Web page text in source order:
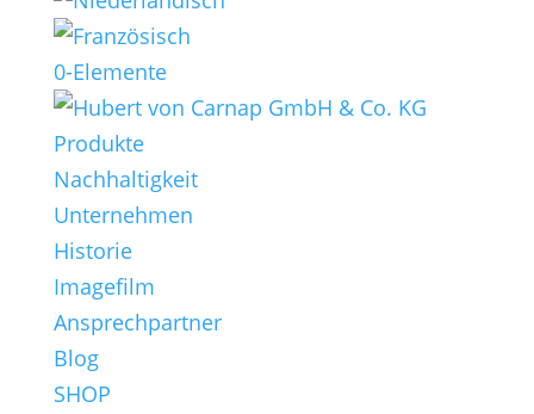
0-Elemente
Produkte
Nachhaltigkeit
Unternehmen
Historie
Imagefilm
Ansprechpartner
Blog
SHOP